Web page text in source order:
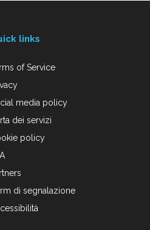
links
of Service
media policy
dei servizi
policy
di segnalazione